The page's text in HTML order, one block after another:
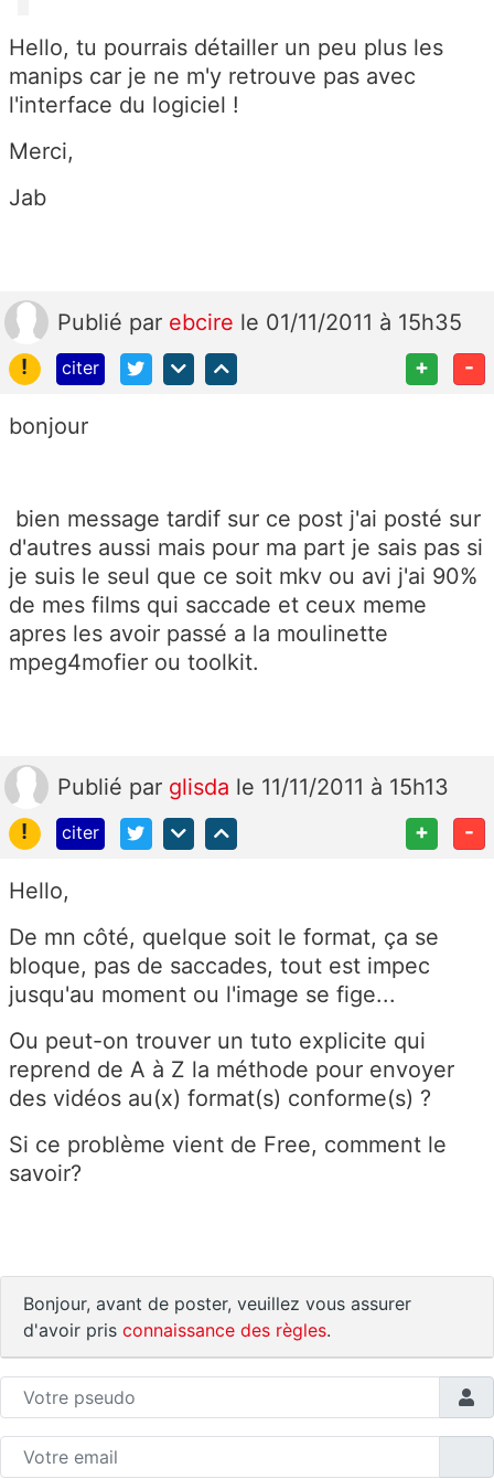
Hello, tu pourrais détailler un peu plus les
manips car je ne m'y retrouve pas avec
l'interface du logiciel !
Merci,
Jab
Publié par ebcire le 01/11/2011 à 15h35
!
citer + -
bonjour
bien message tardif sur ce post j'ai posté sur
d'autres aussi mais pour ma part je sais pas si
je suis le seul que ce soit mkv ou avi j'ai 90%
de mes films qui saccade et ceux meme
apres les avoir passé a la moulinette
mpeg4mofier ou toolkit.
Publié par glisda le 11/11/2011 à 15h13
!
citer + -
Hello,
De mn côté, quelque soit le format, ça se
bloque, pas de saccades, tout est impec
jusqu'au moment ou l'image se fige...
Ou peut-on trouver un tuto explicite qui
reprend de A à Z la méthode pour envoyer
des vidéos au(x) format(s) conforme(s) ?
Si ce problème vient de Free, comment le
savoir?
Bonjour, avant de poster, veuillez vous assurer
d'avoir pris connaissance des règles.